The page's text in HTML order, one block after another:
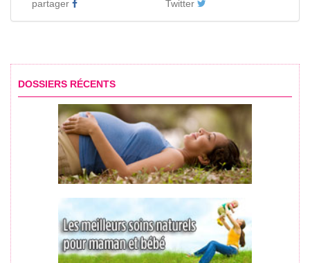
partager
Twitter
DOSSIERS RÉCENTS